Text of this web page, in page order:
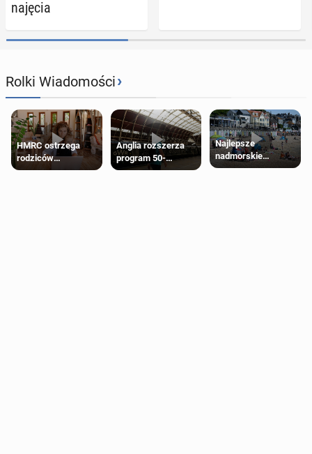
na­ję­cia
Rolki Wiadomości›
HMRC ostrzega
rodziców
pobierających Child
Anglia rozszerza
program 50-
procentowych
Najlepsze
nadmorskie
miasteczko blisko